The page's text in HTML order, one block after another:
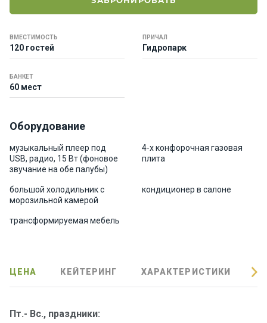
ВМЕСТИМОСТЬ
120 гостей
ПРИЧАЛ
Гидропарк
БАНКЕТ
60 мест
Оборудование
музыкальный плеер под
USB, радио, 15 Bт (фоновое
звучание на обе палубы)
4-х конфорочная газовая
плита
большой холодильник с
морозильной камерой
кондиционер в салоне
трансформируемая мебель
ЦЕНА КЕЙТЕРИНГ ХАРАКТЕРИСТИКИ
Пт.- Вс., праздники:
К
е
а
О нас
Програ
Подаро
сертиф